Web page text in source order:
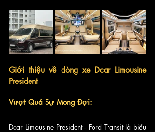
Giới thiệu về dòng xe Dcar Limousine
President
Vượt Quá Sự Mong Đợi:
Dcar Limousine President - Ford Transit là biểu